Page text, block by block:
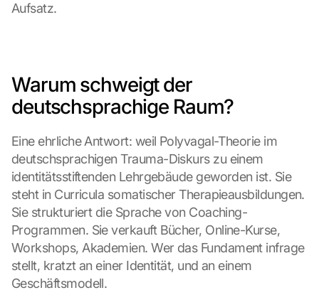
Aufsatz.
Warum schweigt der
deutschsprachige Raum?
Eine ehrliche Antwort: weil Polyvagal-Theorie im
deutschsprachigen Trauma-Diskurs zu einem
identitätsstiftenden Lehrgebäude geworden ist. Sie
steht in Curricula somatischer Therapieausbildungen.
Sie strukturiert die Sprache von Coaching-
Programmen. Sie verkauft Bücher, Online-Kurse,
Workshops, Akademien. Wer das Fundament infrage
stellt, kratzt an einer Identität, und an einem
Geschäftsmodell.